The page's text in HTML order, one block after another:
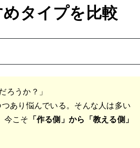
タイプを比較
ろうか？」
あり悩んでいる。そんな人は多い
今こそ 「作る側」から「教える側」